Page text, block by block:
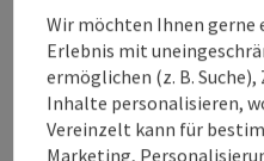
Großraming
Bar / Pub
Das erste Braupub im
Telefon
+43 7254 70600
Wir möchten Ihnen gerne
Erlebnis mit
ermöglichen (z. B.
Inhalte personalisieren,
Vereinzelt kann für
Marketing,